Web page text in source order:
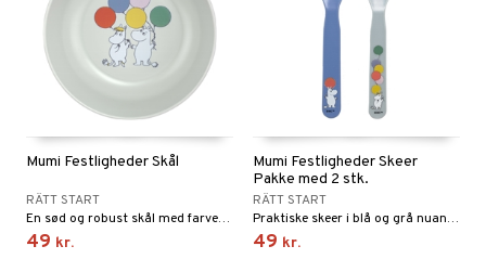
Mumi Festligheder Skål
RÄTT START
En sød og robust skål med farverige balloner.
49 kr.
Mumi Festligheder Skeer
Pakke med 2 stk.
RÄTT START
Praktiske skeer i blå og grå nuancer med Mumi-motiv.
49 kr.